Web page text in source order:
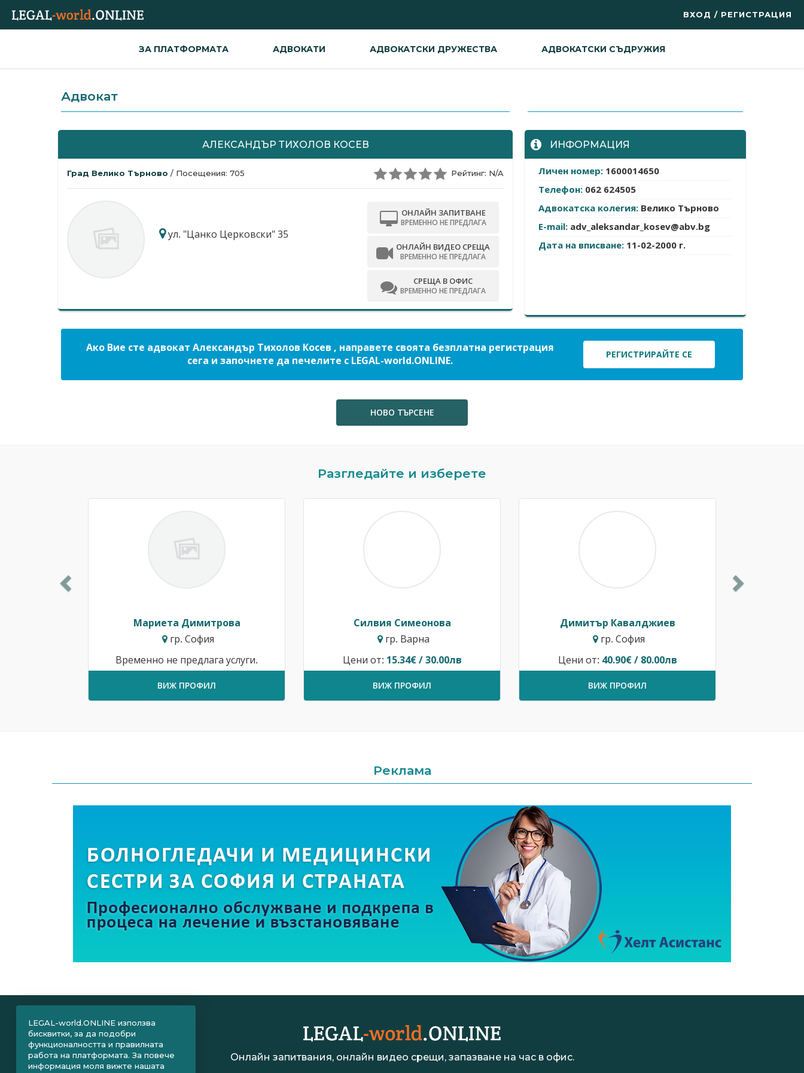
ВХОД / РЕГИСТРАЦИЯ
ЗА ПЛАТФОРМАТА АДВОКАТИ АДВОКАТСКИ ДРУЖЕСТВА АДВОКАТСКИ СЪДРУЖИЯ
Адвокат
АЛЕКСАНДЪР ТИХОЛОВ КОСЕВ
Град Велико Търново / Посещения: 705 Рейтинг: N/A
ул. "Цанко Церковски" 35
ОНЛАЙН ЗАПИТВАНЕ
ВРЕМЕННО НЕ ПРЕДЛАГА
ОНЛАЙН ВИДЕО СРЕЩА
ВРЕМЕННО НЕ ПРЕДЛАГА
СРЕЩА В ОФИС
ВРЕМЕННО НЕ ПРЕДЛАГА
ИНФОРМАЦИЯ
Личен номер: 1600014650
Телефон: 062 624505
Адвокатска колегия: Велико Търново
E-mail: adv_aleksandar_kosev@abv.bg
Дата на вписване: 11-02-2000 г.
Ако Вие сте адвокат Александър Тихолов Косев , направете своята безплатна регистрация
сега и започнете да печелите с LEGAL-world.ONLINE.
РЕГИСТРИРАЙТЕ СЕ
НОВО ТЪРСЕНЕ
Разгледайте и изберете
Мариета Димитрова
гр. София
Временно не предлага услуги.
ВИЖ ПРОФИЛ
Силвия Симеонова
гр. Варна
Цени от: 15.34€ / 30.00лв
ВИЖ ПРОФИЛ
Димитър Кавалджиев
гр. София
Цени от: 40.90€ / 80.00лв
ВИЖ ПРОФИЛ
Реклама
Онлайн запитвания, онлайн видео срещи, запазване на час в офис.
LEGAL-world.ONLINE използва
бисквитки, за да подобри
функционалността и правилната
работа на платформата. За повече
информация моля вижте нашата